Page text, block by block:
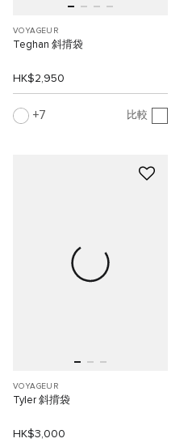
VOYAGEUR
Teghan 斜揹袋
HK$2,950
7 比較
VOYAGEUR
Tyler 斜揹袋
HK$3,000